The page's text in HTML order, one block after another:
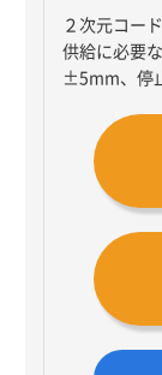
２次元コー
供給に必要
±5mm、停